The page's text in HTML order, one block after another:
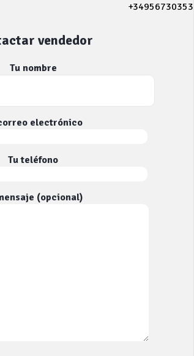
+34956730353
vendedor
Tu nombre
electrónico
Tu teléfono
(opcional)